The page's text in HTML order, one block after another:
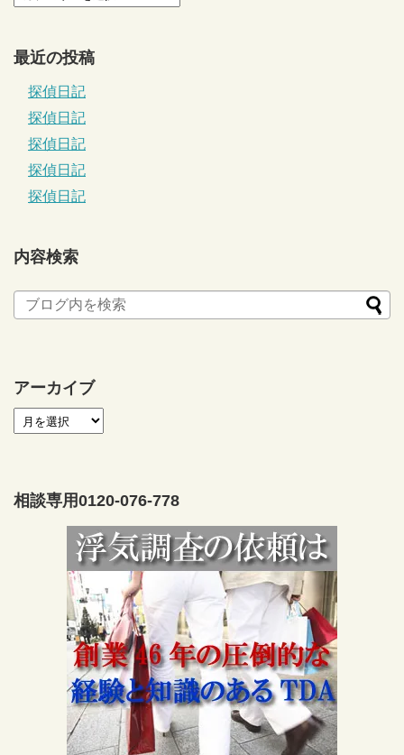
最近の投稿
探偵日記
探偵日記
探偵日記
探偵日記
探偵日記
内容検索
アーカイブ
相談専用0120-076-778